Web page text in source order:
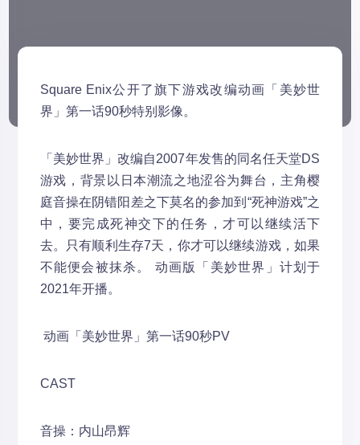
Square Enix公开了旗下游戏改编动画「美妙世
界」第一话90秒特别影像。
「美妙世界」改编自2007年发售的同名任天堂DS
游戏，背景以日本潮流之地涩谷为舞台，主角樱
庭音操在阴错阳差之下莫名的参加到“死神游戏”之
中，要完成死神交下的任务，才可以继续活下
去。只有顺利生存7天，你才可以继续游戏，如果
不能便会被抹杀。 动画版「美妙世界」计划于
2021年开播。
动画「美妙世界」第一话90秒PV
CAST
音操：内山昂辉